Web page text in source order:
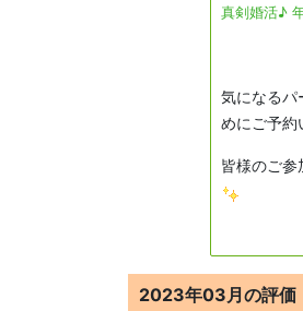
真剣婚活♪
気になるパ
めにご予約
皆様のご参
2023年03月の評価